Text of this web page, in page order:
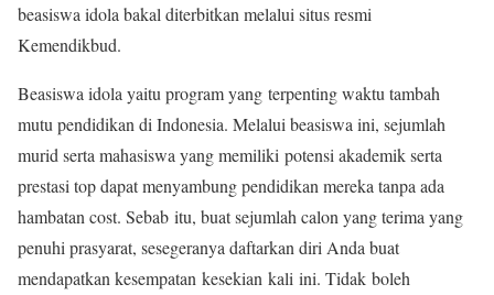
beasiswa idola bakal diterbitkan melalui situs resmi
Kemendikbud.
Beasiswa idola yaitu program yang terpenting waktu tambah
mutu pendidikan di Indonesia. Melalui beasiswa ini, sejumlah
murid serta mahasiswa yang memiliki potensi akademik serta
prestasi top dapat menyambung pendidikan mereka tanpa ada
hambatan cost. Sebab itu, buat sejumlah calon yang terima yang
penuhi prasyarat, sesegeranya daftarkan diri Anda buat
mendapatkan kesempatan kesekian kali ini. Tidak boleh